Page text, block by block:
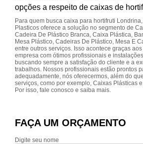
opções a respeito de caixas de
Para quem busca caixa para hortifruti
Plasticos oferece a solução no segmento de
Cadeira De Plástico Branca, Caixa Plástica,
Mesa Plástico, Cadeiras De Plástico, Mesa E
entre outros serviços. Isso acontece graças
empresa com ótimos profissionais e
buscando sempre a satisfação do cliente e a
trabalhos. Nossos profissionais estão prontos
adequadamente, nós oferecermos, além do
serviços, como por exemplo, Caixas Plásticas
Por isso, fale conosco e saiba mais.
FAÇA UM ORÇAMENTO
Digite seu nome